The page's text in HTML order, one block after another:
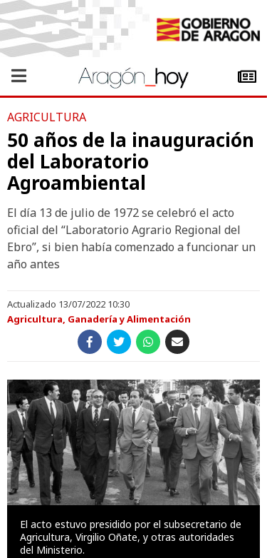
AGRICULTURA
50 años de la inauguración
del Laboratorio
Agroambiental
El día 13 de julio de 1972 se celebró el acto
oficial del “Laboratorio Agrario Regional del
Ebro”, si bien había comenzado a funcionar un
año antes
Actualizado 13/07/2022 10:30
Agricultura, Ganadería y Alimentación
El acto estuvo presidido por el subsecretario de
Agricultura, Virgilio Oñate, y otras autoridades
del Ministerio.